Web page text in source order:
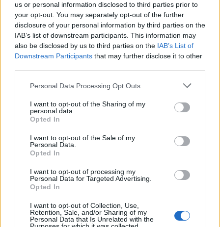
us or personal information disclosed to third parties prior to
your opt-out. You may separately opt-out of the further
disclosure of your personal information by third parties on the
IAB’s list of downstream participants. This information may
also be disclosed by us to third parties on the IAB’s List of
Downstream Participants that may further disclose it to other
Please note that this website/app uses one or more Google
not limited to your visit or usage behaviour. You may click to
grant or deny consent to Google and its third-party tags to
use your data for below specified purposes in below Google
consent section.
Personal Data Processing Opt Outs
I want to opt-out of the Sharing of my
personal data.
Opted In
I want to opt-out of the Sale of my
Personal Data.
Opted In
I want to opt-out of processing my
Personal Data for Targeted Advertising.
Opted In
I want to opt-out of Collection, Use,
Retention, Sale, and/or Sharing of my
Personal Data that Is Unrelated with the
AUTOR
Giorgia Stromeo